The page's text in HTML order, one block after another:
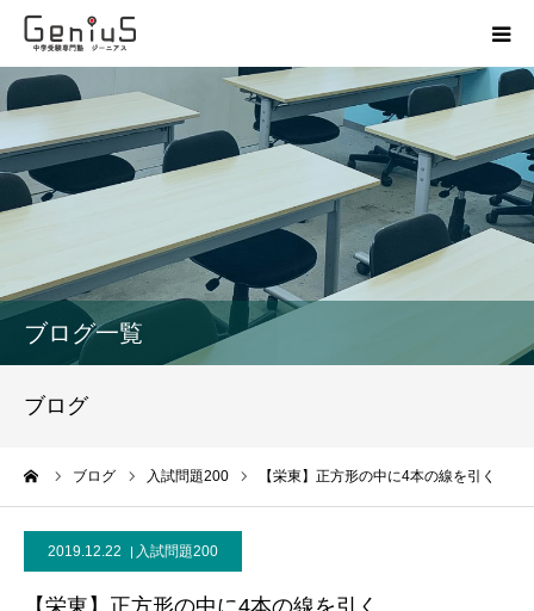
ブログ一覧
ブログ
ブログ 入試問題200 【栄東】正方形の中に4本の線を引く
2019.12.22 入試問題200
【栄東】正方形の中に4本の線を引く
授業
志望校別特訓
模試
お問い合わせ